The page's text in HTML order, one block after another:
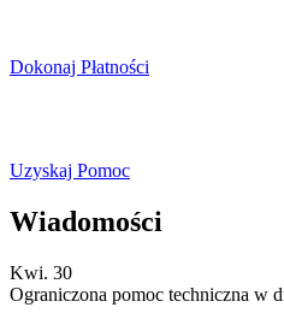
Dokonaj Płatności
Uzyskaj Pomoc
Wiadomości
Kwi. 30
Ograniczona pomoc techniczna w